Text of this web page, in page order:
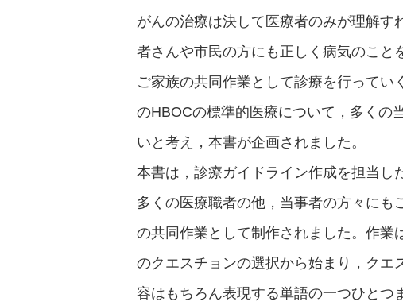
がんの治療は決して医療者のみが理解
者さんや市民の方にも正しく病気のこと
ご家族の共同作業として診療を行って
のHBOCの標準的医療について，多くの
いと考え，本書が企画されました。
本書は，診療ガイドライン作成を担当
多くの医療職者の他，当事者の方々に
の共同作業として制作されました。作業
のクエスチョンの選択から始まり，クエ
容はもちろん表現する単語の一つひとつ